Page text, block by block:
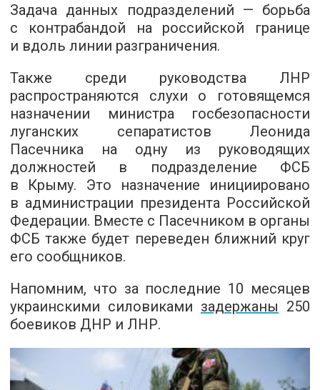
Задача данных подразделений — борьба
с контрабандой на российской границе
и вдоль линии разграничения.
Также среди руководства ЛНР
распространяются слухи о готовящемся
назначении министра госбезопасности
луганских сепаратистов Леонида
Пасечника на одну из руководящих
должностей в подразделение ФСБ
в Крыму. Это назначение инициировано
в администрации президента Российской
Федерации. Вместе с Пасечником в органы
ФСБ также будет переведен ближний круг
его сообщников.
Напомним, что за последние 10 месяцев
украинскими силовиками задержаны 250
боевиков ДНР и ЛНР.